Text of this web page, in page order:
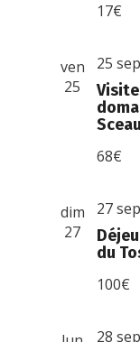
17€
ven
25
25
68€
dim
27
du
27
100€
28